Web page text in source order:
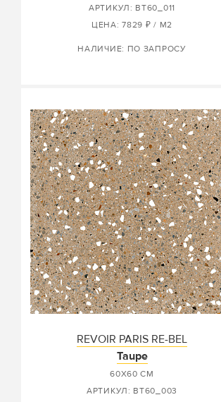
АРТИКУЛ: BT60_011
ЦЕНА: 7829 ₽ / М2
НАЛИЧИЕ: ПО ЗАПРОСУ
REVOIR PARIS RE-BEL
Taupe
60X60 СМ
АРТИКУЛ: BT60_003